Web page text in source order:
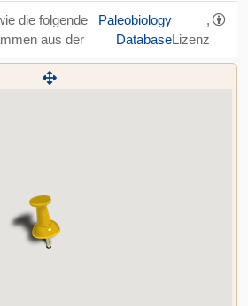
die folgende
aus der
Paleobiology
Database
,
Lizenz